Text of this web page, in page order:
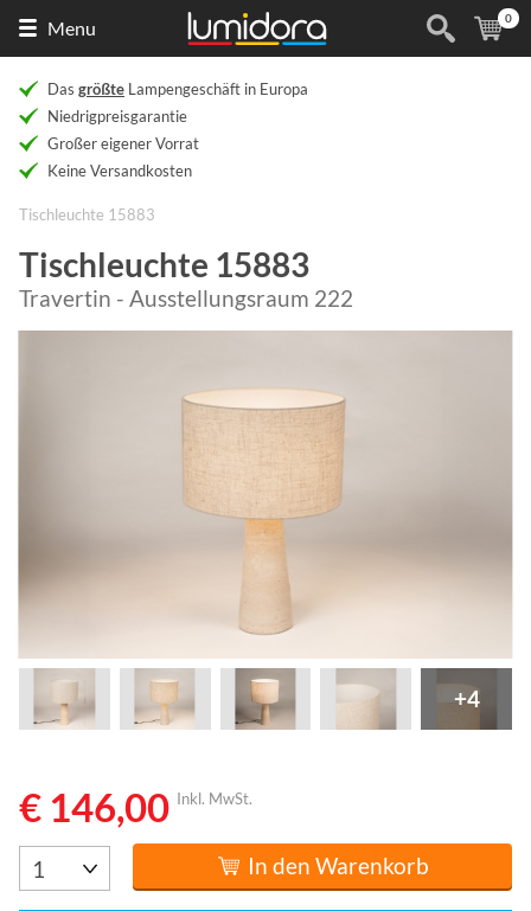
Menu (
0
Das größte Lampengeschäft in Europa
Niedrigpreisgarantie
Großer eigener Vorrat
Keine Versandkosten
Tischleuchte 15883
Tischleuchte 15883
Travertin - Ausstellungsraum 222
+4
€ 146,00 Inkl. MwSt.
In den Warenkorb